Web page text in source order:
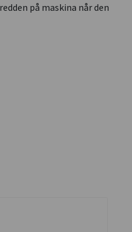
på maskina når den